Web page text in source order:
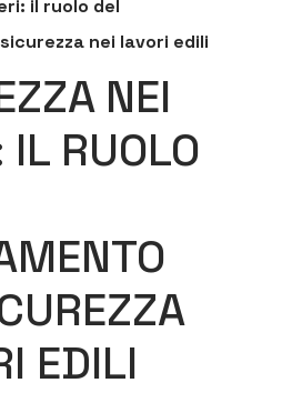
il ruolo del
nei lavori edili
NEI
RUOLO
EDILI